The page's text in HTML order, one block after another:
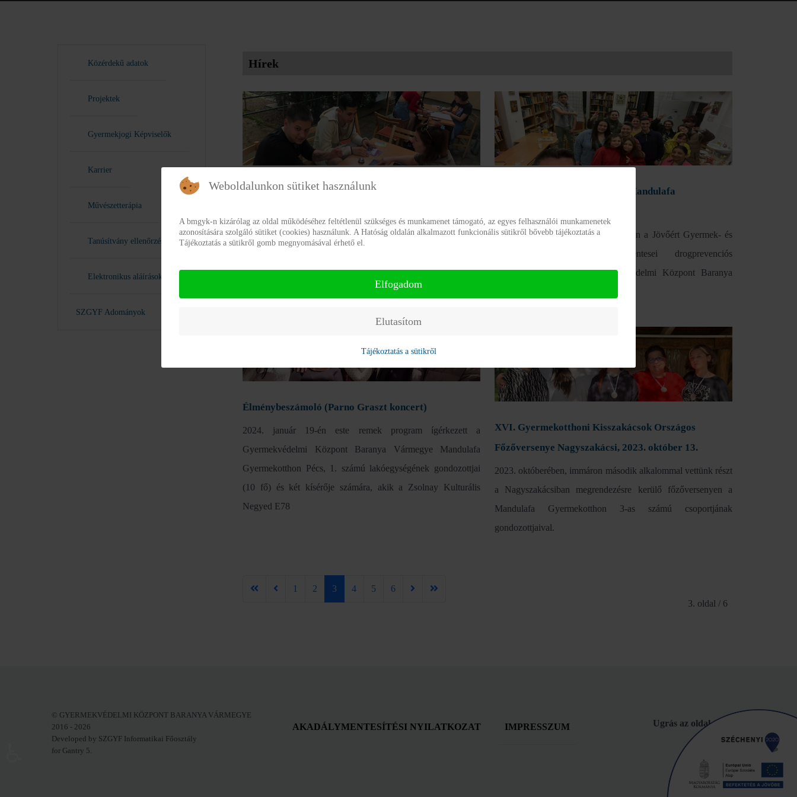
Közérdekű adatok
Projektek
Gyermekjogi Képviselők
Karrier
Művészetterápia
Tanúsítvány ellenőrzés
Elektronikus aláírások
SZGYF Adományok
Hírek
Program beszámoló
megrendezésre a Szenvedélyek Napja elnevezésű program az
Regionális Centrum és Az Alternatíva Ifjúsági Iroda
Élménybeszámoló (Parno Graszt koncert)
2024. január 19-én este remek program ígérkezett a
Gyermekvédelmi Központ Baranya Vármegye Mandulafa
Gyermekotthon Pécs, 1. számú lakóegységének gondozottjai
(10 fő) és két kísérője számára, akik a Zsolnay Kulturális
Negyed E78
Drogprevenciós foglalkozás a Mandulafa
2024. január 11-én az Árral Szemben a Jövőért Gyermek- és
Családvédelmi Szolgálat önkéntesei drogprevenciós
foglalkozást tartottak a Gyermekvédelmi Központ Baranya
XVI. Gyermekotthoni Kisszakácsok Országos
Főzőversenye Nagyszakácsi, 2023. október 13.
2023. októberében, immáron második alkalommal vettünk részt
a Nagyszakácsiban megrendezésre kerülő főzőversenyen a
Mandulafa Gyermekotthon 3-as számú csoportjának
gondozottjaival.
3. oldal / 6
1 2 3 4 5 6
© GYERMEKVÉDELMI KÖZPONT BARANYA VÁRMEGYE
2016 - 2026
Developed by SZGYF Informatikai Főosztály
for Gantry 5.
AKADÁLYMENTESÍTÉSI NYILATKOZAT IMPRESSZUM Ugrás az oldal tetejére!
Weboldalunkon sütiket használunk
A bmgyk-n kizárólag az oldal működéséhez feltétlenül szükséges és munkamenet támogató, az egyes felhasználói munkamenetek
azonosítására szolgáló sütiket (cookies) használunk. A Hatóság oldalán alkalmazott funkcionális sütikről bővebb tájékoztatás a
Tájékoztatás a sütikről gomb megnyomásával érhető el.
Elfogadom
Elutasítom
Tájékoztatás a sütikről